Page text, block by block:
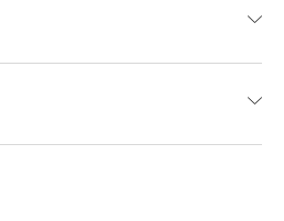
también están disponibles